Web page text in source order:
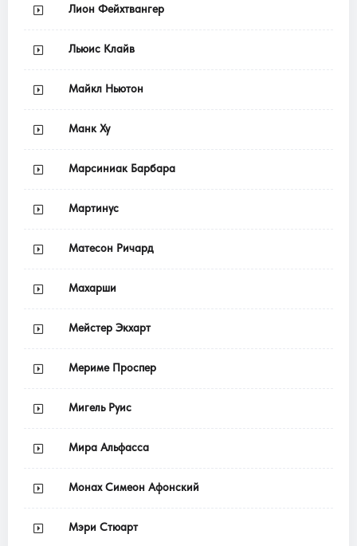
Лион Фейхтвангер
Льюис Клайв
Майкл Ньютон
Манк Ху
Марсиниак Барбара
Мартинус
Матесон Ричард
Махарши
Мейстер Экхарт
Мериме Проспер
Мигель Руис
Мира Альфасса
Монах Симеон Афонский
Мэри Стюарт